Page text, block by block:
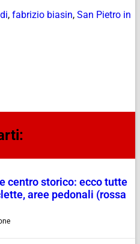
, fabrizio biasin, San Pietro in
centro storico: ecco tutte
aree pedonali (rossa